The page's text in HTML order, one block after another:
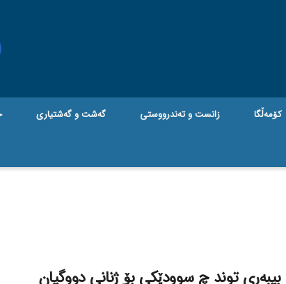
کۆمەڵگا زانست و تەندرووستی گه‌شت و گه‌شتیاری
بیبەری توند چ سوودێکی بۆ ژنانی دووگیان